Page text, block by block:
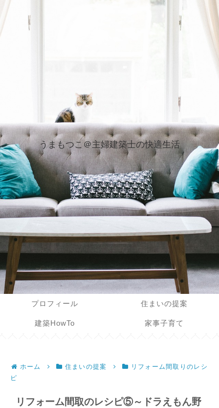
うまもつこ＠主婦建築士の快適生活
プロフィール 住まいの提案
建築HowTo 家事子育て
ホーム 住まいの提案
リフォーム間取りのレシ
ピ
リフォーム間取のレシピ⑤～ドラえもん野